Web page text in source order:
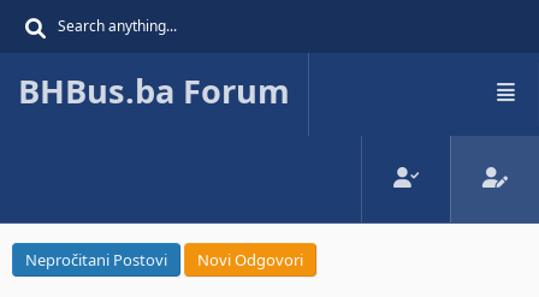
BHBus.ba Forum
Nepročitani Postovi Novi Odgovori